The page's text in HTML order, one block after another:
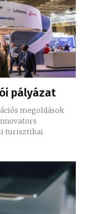
pályázat
megoldások